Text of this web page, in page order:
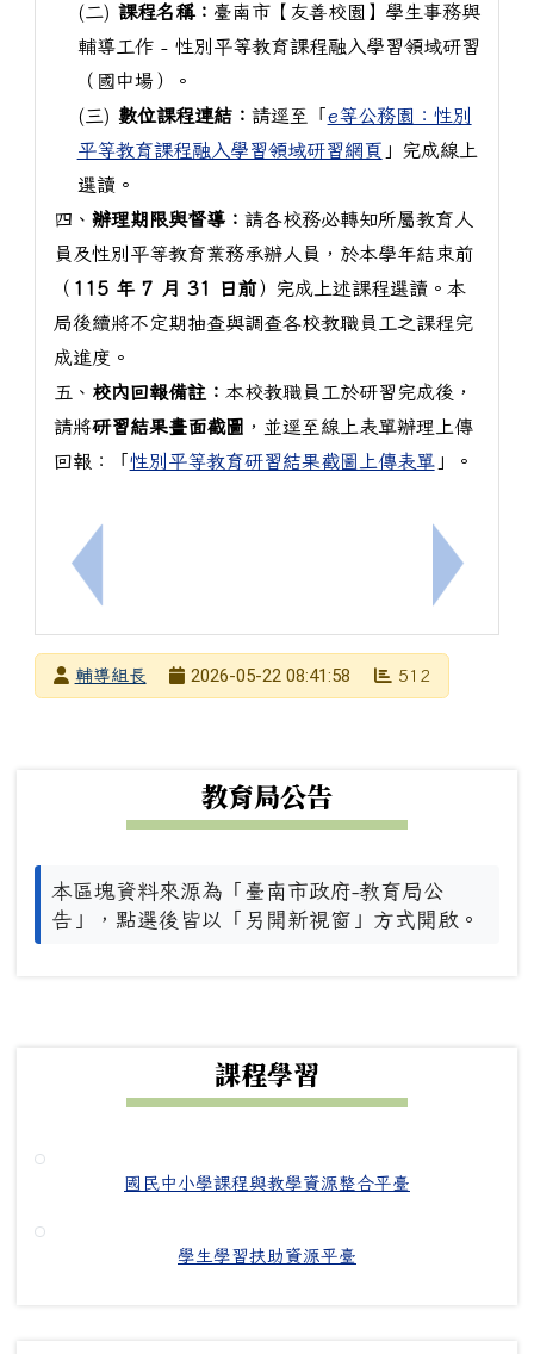
上一筆：[輔]社團法人中華民國應用商業管理協會更
(二) 課程名稱： 臺南市【友善校園】學生事務與
輔導工作 - 性別平等教育課程融入學習領域研習
（國中場）。
(三) 數位課程連結： 請逕至「 e等公務園：性別
平等教育課程融入學習領域研習網頁 」完成線上
選讀。
四、 辦理期限與督導： 請各校務必轉知所屬教育人
員及性別平等教育業務承辦人員，於本學年結束前
（ 115 年 7 月 31 日前）完成上述課程選讀。本
局後續將不定期抽查與調查各校教職員工之課程完
成進度。
五、 校內回報備註： 本校教職員工於研習完成後，
請將研習結果畫面截圖 ，並逕至線上表單辦理上傳
回報：「 性別平等教育研習結果截圖上傳表單」。
下一筆：
發布者輔導組長
2026-05-22 08:41:58 512
教育局公告
本區塊資料來源為「臺南市政府-教育局公
告」，點選後皆以「另開新視窗」方式開啟。
課程學習
國民中小學課程與教學資源整合平臺
學生學習扶助資源平臺